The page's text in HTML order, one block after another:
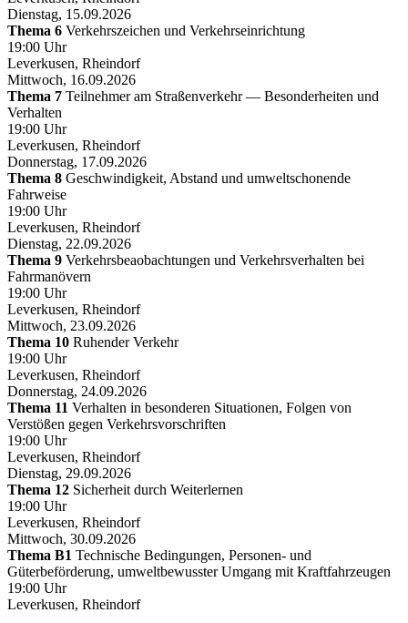
Dienstag, 15.09.2026
Thema 6 Verkehrszeichen und Verkehrseinrichtung
19:00 Uhr
Leverkusen, Rheindorf
Mittwoch, 16.09.2026
Thema 7 Teilnehmer am Straßenverkehr — Besonderheiten und
Verhalten
19:00 Uhr
Leverkusen, Rheindorf
Donnerstag, 17.09.2026
Thema 8 Geschwindigkeit, Abstand und umweltschonende
Fahrweise
19:00 Uhr
Leverkusen, Rheindorf
Dienstag, 22.09.2026
Thema 9 Verkehrsbeaobachtungen und Verkehrsverhalten bei
Fahrmanövern
19:00 Uhr
Leverkusen, Rheindorf
Mittwoch, 23.09.2026
Thema 10 Ruhender Verkehr
19:00 Uhr
Leverkusen, Rheindorf
Donnerstag, 24.09.2026
Thema 11 Verhalten in besonderen Situationen, Folgen von
Verstößen gegen Verkehrsvorschriften
19:00 Uhr
Leverkusen, Rheindorf
Dienstag, 29.09.2026
Thema 12 Sicherheit durch Weiterlernen
19:00 Uhr
Leverkusen, Rheindorf
Mittwoch, 30.09.2026
Thema B1 Technische Bedingungen, Personen- und
Güterbeförderung, umweltbewusster Umgang mit Kraftfahrzeugen
19:00 Uhr
Leverkusen, Rheindorf